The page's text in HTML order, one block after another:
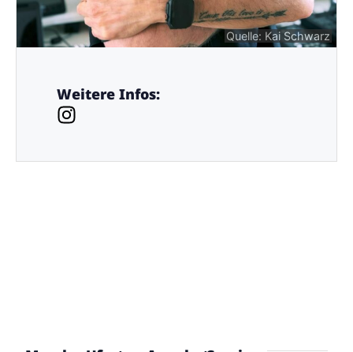
Quelle: Kai Schwarz
Weitere Infos: